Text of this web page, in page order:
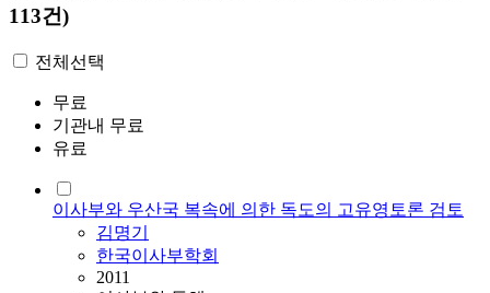
113건)
전체선택
무료
기관내 무료
유료
이사부와 우산국 복속에 의한 독도의 고유영토론 검토
김명기
한국이사부학회
2011